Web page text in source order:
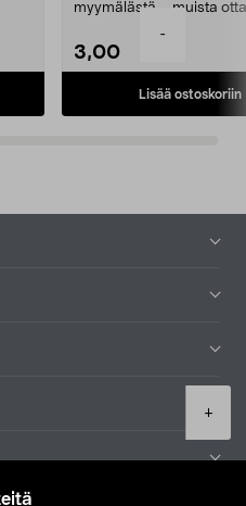
-
+
myymälästä – muista
3,00
Lisää ostoskoriin